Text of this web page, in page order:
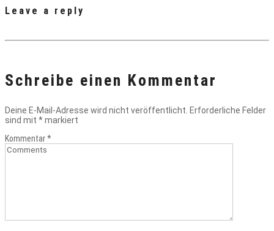
Leave a reply
Schreibe einen Kommentar
Deine E-Mail-Adresse wird nicht veröffentlicht. Erforderliche Felder
sind mit *markiert
Kommentar*